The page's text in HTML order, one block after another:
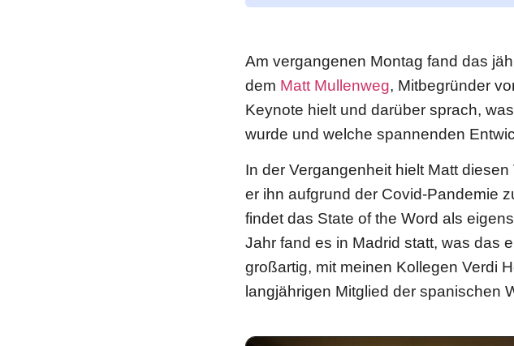
Am vergangenen Montag fand das
dem Matt Mullenweg, Mitbegründer
Keynote hielt und darüber sprach,
wurde und welche spannenden
In der Vergangenheit hielt Matt
er ihn aufgrund der Covid-Pandemie
findet das State of the Word als
Jahr fand es in Madrid statt, was das
großartig, mit meinen Kollegen Verdi
langjährigen Mitglied der spanischen